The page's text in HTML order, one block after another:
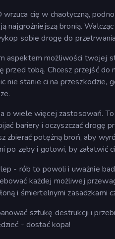
cię w chaotyczną,
najgroźniejszą bronią.
sobie drogę do
aspektem możliwości twojej
przed tobą. Chcesz przejść
nie stanie ci na
o wiele więcej zastosowań.
bariery i oczyszczać drogę
zbierać potężną broń, aby
po zęby i gotowi, by załatwić
- rób to powoli i uważnie
każdej możliwej
i śmiertelnymi zasadzkami
sztukę destrukcji i
- dostać kopa!